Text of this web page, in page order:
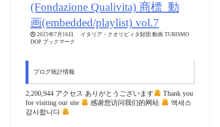
(Fondazione Qualivita) 商標_動
画(embedded/playlist) vol.7
2025年7月16日 イタリア・クオリビィタ財団 動画 TURISMO
DOP ブックマーク
ブログ統計情報
2,200,944 アクセス ありがとうございます
Thank you
for visiting our site
感谢您访问我们的网站
액세스
감사합니다